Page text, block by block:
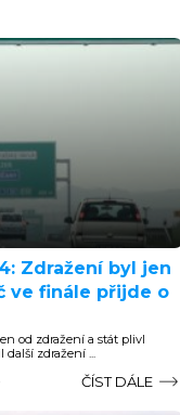
Zdražení byl jen
ve finále přijde o
od zdražení a stát plivl
zdražení ...
ČÍST DÁLE